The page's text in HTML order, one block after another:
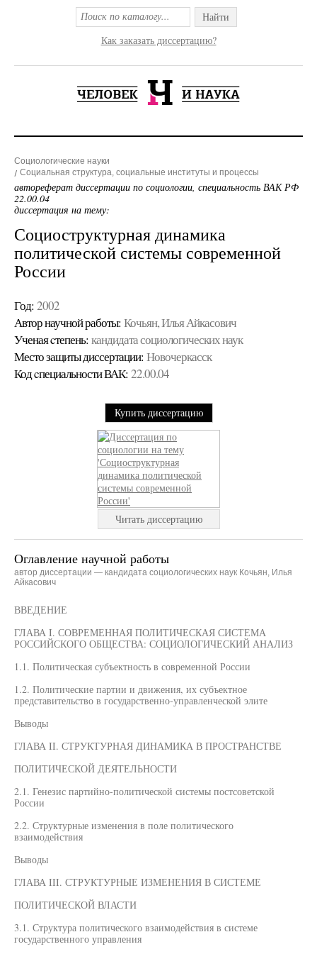
Найти
Как заказать диссертацию?
Социологические науки
Социальная структура, социальные институты и процессы
автореферат диссертации по социологии, специальность ВАК РФ
22.00.04
диссертация на тему:
Социоструктурная динамика
политической системы современной
России
Год: 2002
Автор научной работы: Кочьян, Илья Айкасович
Ученая cтепень: кандидата социологических наук
Место защиты диссертации: Новочеркасск
Код cпециальности ВАК: 22.00.04
Купить диссертацию
Читать диссертацию
Оглавление научной работы
автор диссертации — кандидата социологических наук Кочьян, Илья
Айкасович
ВВЕДЕНИЕ
ГЛАВА I. СОВРЕМЕННАЯ ПОЛИТИЧЕСКАЯ СИСТЕМА
РОССИЙСКОГО ОБЩЕСТВА: СОЦИОЛОГИЧЕСКИЙ АНАЛИЗ
1.1. Политическая субъектность в современной России
1.2. Политические партии и движения, их субъектное
представительство в государственно-управленческой элите
Выводы
ГЛАВА II. СТРУКТУРНАЯ ДИНАМИКА В ПРОСТРАНСТВЕ
ПОЛИТИЧЕСКОЙ ДЕЯТЕЛЬНОСТИ
2.1. Генезис партийно-политической системы постсоветской
России
2.2. Структурные изменения в поле политического
взаимодействия
Выводы
ГЛАВА III. СТРУКТУРНЫЕ ИЗМЕНЕНИЯ В СИСТЕМЕ
ПОЛИТИЧЕСКОЙ ВЛАСТИ
3.1. Структура политического взаимодействия в системе
государственного управления